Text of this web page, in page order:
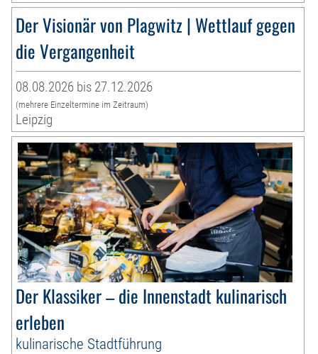
Der Visionär von Plagwitz | Wettlauf gegen
die Vergangenheit
08.08.2026 bis 27.12.2026
(mehrere Einzeltermine im Zeitraum)
Leipzig
Der Klassiker – die Innenstadt kulinarisch
erleben
kulinarische Stadtführung